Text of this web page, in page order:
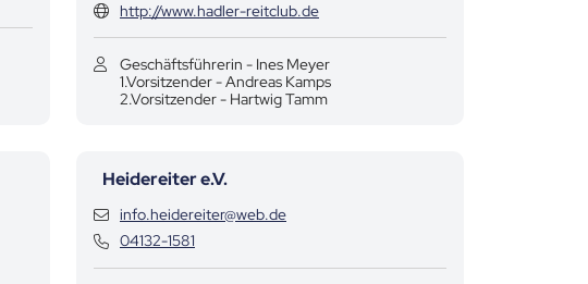
http://www.hadler-reitclub.de
Geschäftsführerin - Ines Meyer
1.Vorsitzender -Andreas Kamps
2.Vorsitzender - Hartwig Tamm
Heidereiter e.V.
Kontaktdaten
info.heidereiter@web.de
Kontaktdaten
04132-1581